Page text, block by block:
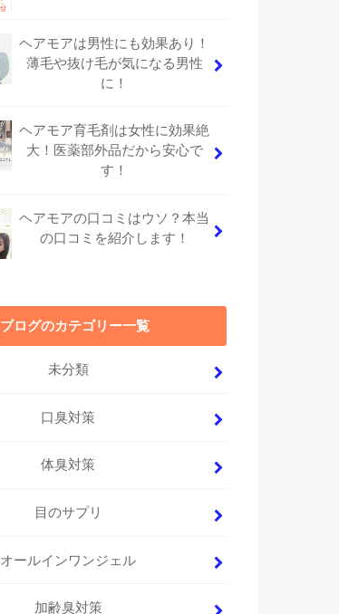
ヘアモアは男性にも効果あり！
薄毛や抜け毛が気になる男性
に！
ヘアモア育毛剤は女性に効果絶
大！医薬部外品だから安心で
す！
ヘアモアの口コミはウソ？本当
の口コミを紹介します！
ブログのカテゴリー一覧
未分類
口臭対策
体臭対策
目のサプリ
オールインワンジェル
加齢臭対策